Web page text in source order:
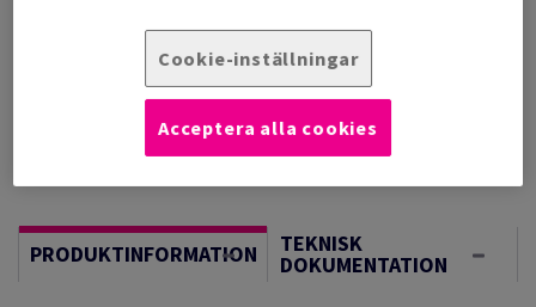
PRODUKTINFORMATION TEKNISK
DOKUMENTATION
Cookie-inställningar
Acceptera alla cookies